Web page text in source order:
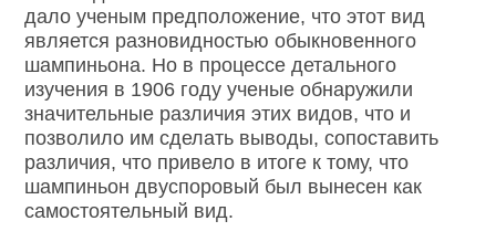
дало ученым предположение, что этот вид
является разновидностью обыкновенного
шампиньона. Но в процессе детального
изучения в 1906 году ученые обнаружили
значительные различия этих видов, что и
позволило им сделать выводы, сопоставить
различия, что привело в итоге к тому, что
шампиньон двуспоровый был вынесен как
самостоятельный вид.